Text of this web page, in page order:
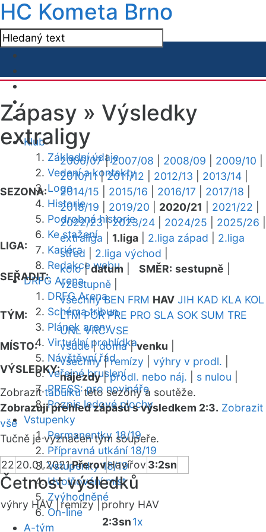
HC Kometa Brno
Klub
Základní údaje
Vedení a kontakty
Logo
Historie
Podrobná historie
Ke stažení
Kariéra
Redakce webu
DRFG Arena
DRFG Arena
Schéma tribun
Plánek areny
Virtuální prohlídka
Návštěvní řád
Veřejné bruslení
PRESS: pro novináře
Rozpis ledové plochy
Vstupenky
Permanentky 18/19
Přípravná utkání 18/19
Vstupenky 18/19
Uvolňování míst
Zvýhodněné
On-line
A-tým
Zápasy » Výsledky
extraligy
SEZONA:
2006/07|2007/08 2008/09 2009/10
2010/11|2011/12 2012/13 2013/14
2014/15
2015/16 2016/17 2017/18
2018/19
2019/20 2020/21 2021/22
2022/23|2023/24 2024/25 2025/26
LIGA:
extraliga 1.liga 2.liga západ
2.liga
střed
2.liga východ
SEŘADIT:
kolo|datum SMĚR: sestupně
vzestupně
TÝM:
všechny BEN FRM HAV JIH KAD KLA KOL
LTM POR PRE PRO SLA SOK SUM TRE
UNL VRC VSE
MÍSTO:
všude|doma|venku
VÝSLEDKY:
všechny|remízy výhry v prodl.
nájezdy|prodl. nebo náj. s nulou
Zobrazittabulkutéto sezóny a soutěže.
Zobrazuji přehled zápasů s výsledkem 2:3. Zobrazit
vše
Tučně je vyznačen tým soupeře.
22 20.01.2021PřerovHavířov 3:2sn
Četnost výsledků
výhry HAV | remízy | prohry HAV
2:3sn1x